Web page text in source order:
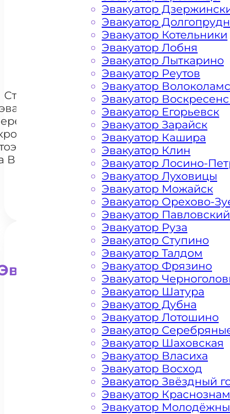
Цена от 4500 рублей
+ 100 РУБЛЕЙ ЗА КИЛОМЕТР
Стоимость
и
Внуковском
+7 985 222 99 01
для
Эвакуатор
Эвакуатор
Эвакуатор Котельники
Эвакуатор Лобня
Эвакуатор Лыткарино
Эвакуатор Реутов
Эвакуатор
Эвакуатор
Эвакуатор Егорьевск
Эвакуатор Зарайск
Эвакуатор Кашира
Эвакуатор Клин
Эвакуатор Лосино-
Эвакуатор Луховицы
Эвакуатор Можайск
Эвакуатор Орехово-
Эвакуатор
Эвакуатор Руза
Эвакуатор Ступино
Эвакуатор Талдом
Эвакуатор Фрязино
Эвакуатор
Эвакуатор Шатура
Эвакуатор Дубна
Эвакуатор Лотошино
Эвакуатор
Эвакуатор Шаховская
Эвакуатор Власиха
Эвакуатор Восход
Эвакуатор Звёздный
Эвакуатор
Эвакуатор